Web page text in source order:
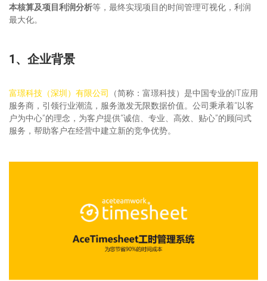
本核算及项目利润分析等，最终实现项目的时间管理可视化，利润
最大化。
1、企业背景
富璟科技（深圳）有限公司
（简称：富璟科技）是中国专业的IT应用
服务商，引领行业潮流，服务激发无限数据价值。公司秉承着“以客
户为中心”的理念，为客户提供“诚信、专业、高效、贴心”的顾问式
服务，帮助客户在经营中建立新的竞争优势。